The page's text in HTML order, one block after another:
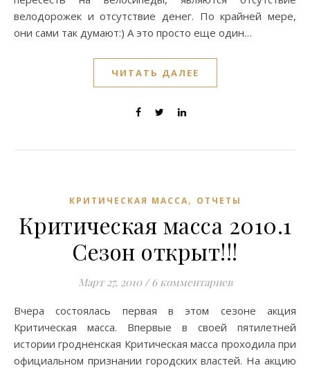
велодорожек и отсутствие денег. По крайней мере,
они сами так думают:) А это просто еще один…
ЧИТАТЬ ДАЛЕЕ
КРИТИЧЕСКАЯ МАССА, ОТЧЕТЫ
Критическая масса 2010.1
Сезон открыт!!!
Март 27, 2010 / 6 комментариев
Вчера состоялась первая в этом сезоне акция
Критическая масса. Впервые в своей пятилетней
истории гродненская Критическая масса проходила при
официальном признании городских властей. На акцию